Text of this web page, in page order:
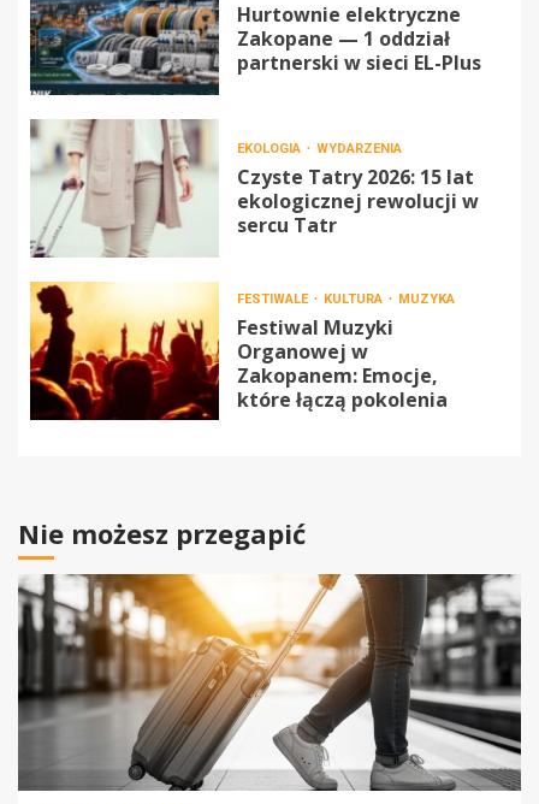
Hurtownie elektryczne
Zakopane — 1 oddział
partnerski w sieci EL-Plus
EKOLOGIA WYDARZENIA
Czyste Tatry 2026: 15 lat
ekologicznej rewolucji w
sercu Tatr
FESTIWALE KULTURA MUZYKA
Festiwal Muzyki
Organowej w
Zakopanem: Emocje,
które łączą pokolenia
Nie możesz przegapić